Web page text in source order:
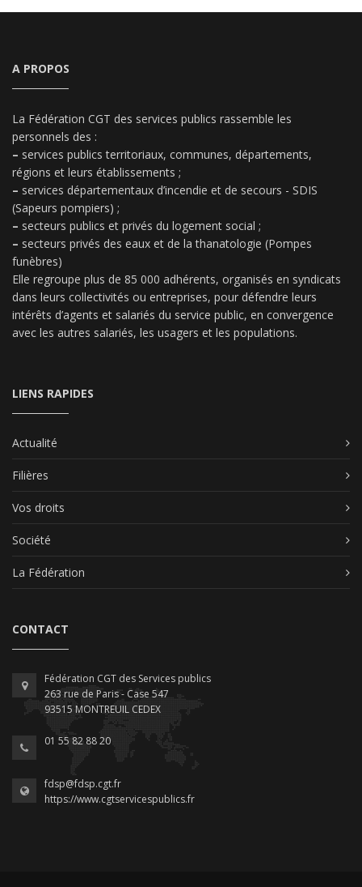
A PROPOS
La Fédération CGT des services publics rassemble les
personnels des :
– services publics territoriaux, communes, départements,
régions et leurs établissements ;
– services départementaux d’incendie et de secours - SDIS
(Sapeurs pompiers) ;
– secteurs publics et privés du logement social ;
– secteurs privés des eaux et de la thanatologie (Pompes
funèbres)
Elle regroupe plus de 85 000 adhérents, organisés en syndicats
dans leurs collectivités ou entreprises, pour défendre leurs
intérêts d’agents et salariés du service public, en convergence
avec les autres salariés, les usagers et les populations.
LIENS RAPIDES
Actualité
Filières
Vos droits
Société
La Fédération
CONTACT
Fédération CGT des Services publics
263 rue de Paris - Case 547
93515 MONTREUIL CEDEX
01 55 82 88 20
fdsp@fdsp.cgt.fr
https://www.cgtservicespublics.fr